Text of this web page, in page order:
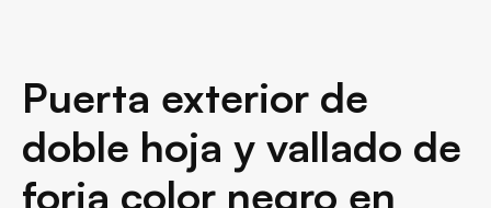
Puerta exterior de
doble hoja y vallado de
forja color negro en